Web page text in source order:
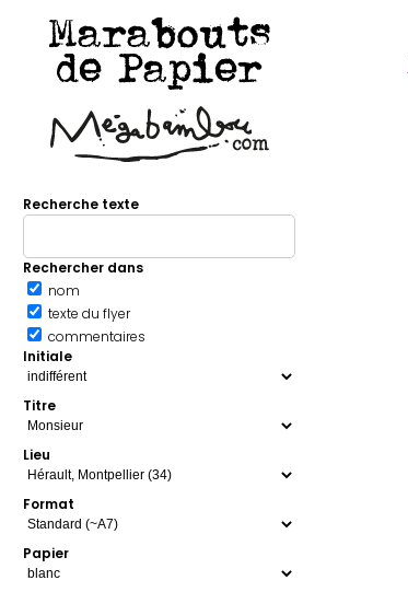
Marabouts
de Papier
Recherche texte
Rechercher dans
nom
texte du flyer
commentaires
Initiale
Titre
Lieu
Format
Papier